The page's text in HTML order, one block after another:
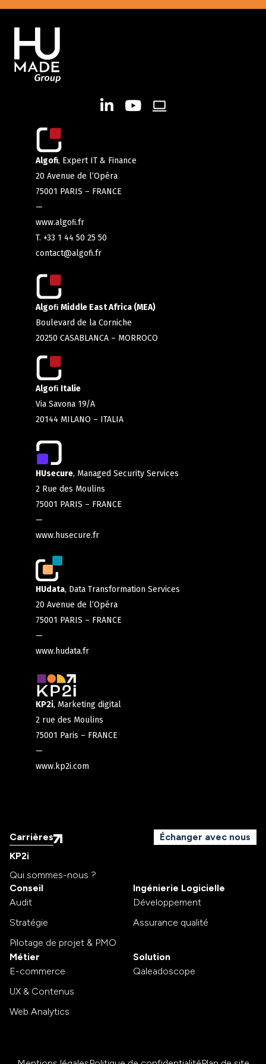
Algofi, Expert IT & Finance
20 Avenue de l’Opéra
75001 PARIS – FRANCE
—
www.algoﬁ.fr
T. +33 1 44 50 25 50
contact@algofi.fr
Algoﬁ Middle East Africa (MEA)
Boulevard de la Corniche
20250 CASABLANCA – MORROCO
Algoﬁ Italie
Via Savona 19/A
20144 MILANO – ITALIA
HUsecure, Managed Security Services
2 Rue des Moulins
75001 PARIS – FRANCE
—
www.husecure.fr
HUdata, Data Transformation Services
20 Avenue de l’Opéra
75001 PARIS – FRANCE
—
www.hudata.fr
KP2i, Marketing digital
2 rue des Moulins
75001 Paris – FRANCE
—
www.kp2i.com
Carrières
Échanger avec nous
KP2i
Qui sommes-nous ?
Conseil
Audit
Stratégie
Pilotage de projet & PMO
Ingénierie Logicielle
Développement
Assurance qualité
Métier
E-commerce
UX & Contenus
Web Analytics
Solution
Qaleadoscope